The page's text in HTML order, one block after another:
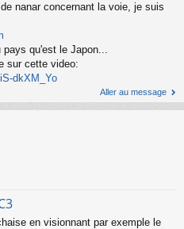
nanar concernant la voie, je suis
pays qu'est le Japon...
sur cette video:
dkXM_Yo
Aller au message
en visionnant par exemple le